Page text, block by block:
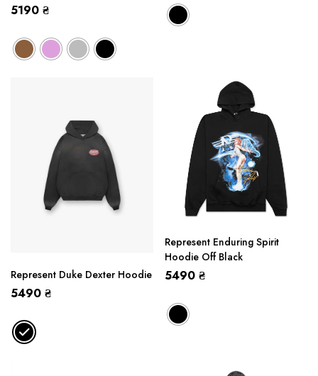
5190 ₴
Represent Duke Dexter Hoodie
5490 ₴
Represent Enduring Spirit
Hoodie Off Black
5490 ₴